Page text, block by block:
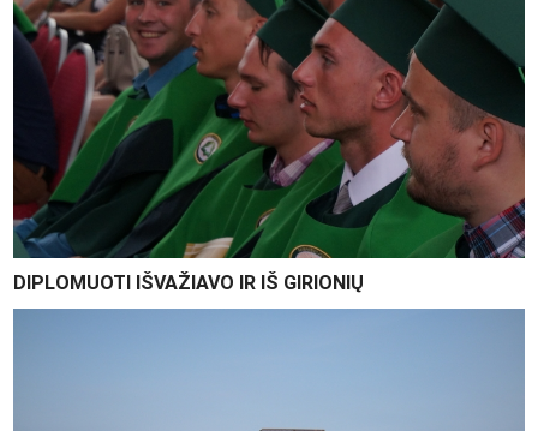
DIPLOMUOTI IŠVAŽIAVO IR IŠ GIRIONIŲ